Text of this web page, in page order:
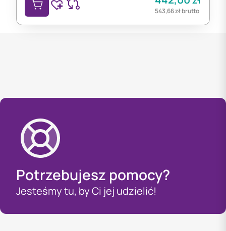
543,66złbrutto
Potrzebujesz pomocy?
Jesteśmy tu, by Ci jej udzielić!